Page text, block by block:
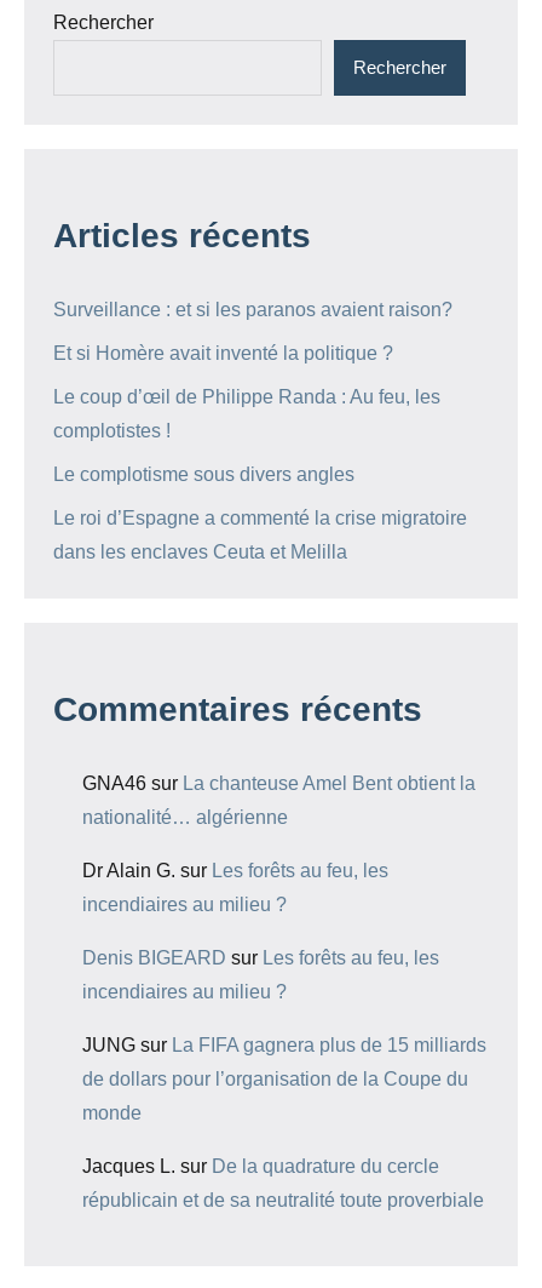
Rechercher
Rechercher
Articles récents
Surveillance : et si les paranos avaient raison?
Et si Homère avait inventé la politique ?
Le coup d’œil de Philippe Randa : Au feu, les
complotistes !
Le complotisme sous divers angles
Le roi d’Espagne a commenté la crise migratoire
dans les enclaves Ceuta et Melilla
Commentaires récents
GNA46 sur La chanteuse Amel Bent obtient la
nationalité… algérienne
Dr Alain G. sur Les forêts au feu, les
incendiaires au milieu ?
Denis BIGEARD sur Les forêts au feu, les
incendiaires au milieu ?
JUNG sur La FIFA gagnera plus de 15 milliards
de dollars pour l’organisation de la Coupe du
monde
Jacques L. sur De la quadrature du cercle
républicain et de sa neutralité toute proverbiale